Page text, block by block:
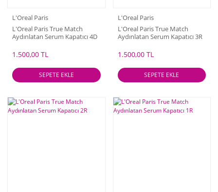
L'Oreal Paris
L'Oreal Paris True Match
Aydınlatan Serum Kapatıcı 4D
1.500,00 TL
SEPETE EKLE
L'Oreal Paris
L'Oreal Paris True Match
Aydınlatan Serum Kapatıcı 3R
1.500,00 TL
SEPETE EKLE